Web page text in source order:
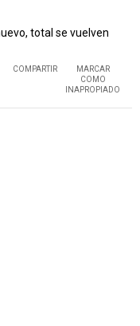
total se vuelven
COMPARTIR
MARCAR
COMO
INAPROPIADO